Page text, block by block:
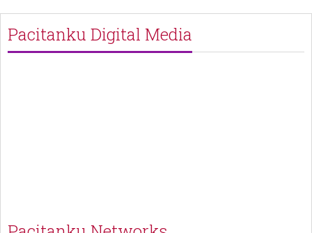
Pacitanku Digital Media